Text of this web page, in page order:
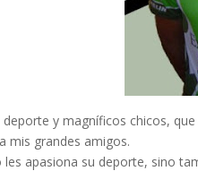
y magníficos chicos,
mis grandes amigos.
apasiona su deporte, sino